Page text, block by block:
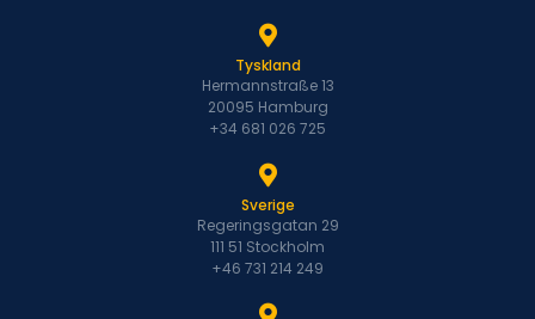
Tyskland
Hermannstraße 13
20095 Hamburg
+34 681 026 725
Sverige
Regeringsgatan 29
111 51 Stockholm
+46 731 214 249